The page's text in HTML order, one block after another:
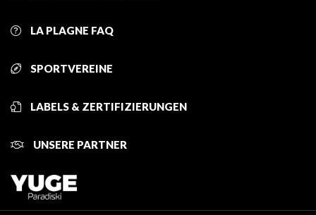
LA PLAGNE FAQ
SPORTVEREINE
LABELS & ZERTIFIZIERUNGEN
UNSERE PARTNER